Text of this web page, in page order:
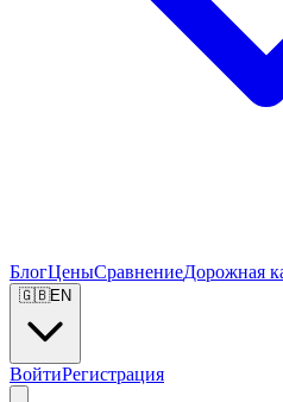
БлогЦеныСравнениеДорожная
🇬🇧EN
ВойтиРегистрация